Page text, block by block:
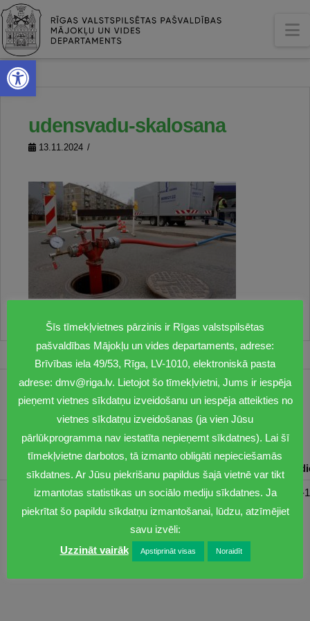
Open toolbar
udensvadu-skalosana
13.11.2024
1201
dmv@riga.lv
Pirmdiena Otrdiena Trešdiena Ceturtdiena
08:30-17:00 08:00-17:00 08:00-17:00 08:00-17:00 08:00-
Šīs tīmekļvietnes pārzinis ir Rīgas valstspilsētas
pašvaldības Mājokļu un vides departaments, adrese:
Brīvības iela 49/53, Rīga, LV-1010, elektroniskā pasta
adrese: dmv@riga.lv. Lietojot šo tīmekļvietni, Jums ir iespēja
pieņemt vietnes sīkdatņu izveidošanu un iespēja atteikties no
vietnes sīkdatņu izveidošanas (ja vien Jūsu
pārlūkprogramma nav iestatīta nepieņemt sīkdatnes). Lai šī
tīmekļvietne darbotos, tā izmanto obligāti nepieciešamās
sīkdatnes. Ar Jūsu piekrišanu papildus šajā vietnē var tikt
izmantotas statistikas un sociālo mediju sīkdatnes. Ja
piekrītat šo papildu sīkdatņu izmantošanai, lūdzu, atzīmējiet
savu izvēli:
Uzzināt vairāk
Apstiprināt visas Noraidīt